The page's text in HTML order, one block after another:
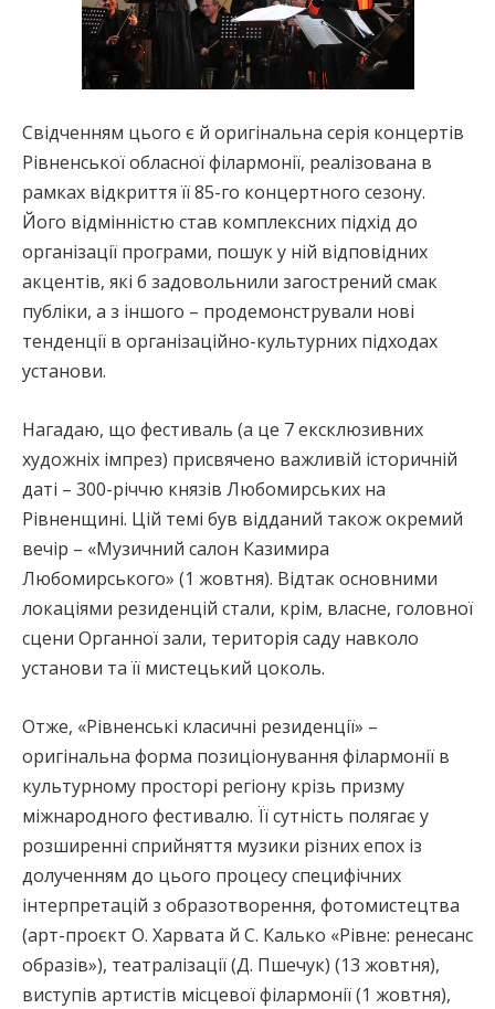
Свідченням цього є й оригінальна серія концертів
Рівненської обласної філармонії, реалізована в
рамках відкриття її 85-го концертного сезону.
Його відмінністю став комплексних підхід до
організації програми, пошук у ній відповідних
акцентів, які б задовольнили загострений смак
публіки, а з іншого – продемонстрували нові
тенденції в організаційно-культурних підходах
установи.
Нагадаю, що фестиваль (а це 7 ексклюзивних
художніх імпрез) присвячено важливій історичній
даті – 300-річчю князів Любомирських на
Рівненщині. Цій темі був відданий також окремий
вечір – «Музичний салон Казимира
Любомирського» (1 жовтня). Відтак основними
локаціями резиденцій стали, крім, власне, головної
сцени Органної зали, територія саду навколо
установи та її мистецький цоколь.
Отже, «Рівненські класичні резиденції» –
оригінальна форма позиціонування філармонії в
культурному просторі регіону крізь призму
міжнародного фестивалю. Її сутність полягає у
розширенні сприйняття музики різних епох із
долученням до цього процесу специфічних
інтерпретацій з образотворення, фотомистецтва
(арт-проєкт О. Харвата й С. Калько «Рівне: ренесанс
образів»), театралізації (Д. Пшечук) (13 жовтня),
виступів артистів місцевої філармонії (1 жовтня),